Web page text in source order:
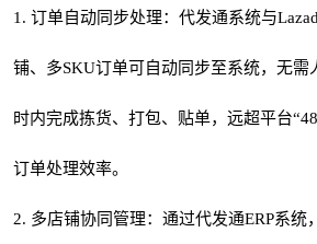
1. 订单自动同步处理：代发通系统与
铺、多SKU订单可自动同步至系统，无需
时内完成拣货、打包、贴单，远超平台
订单处理效率。
2. 多店铺协同管理：通过代发通ERP系统